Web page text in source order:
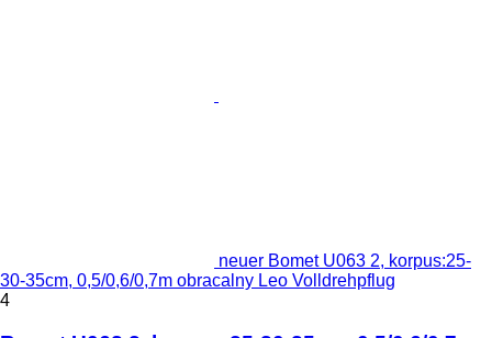
neuer Bomet U063 2, korpus:25-
30-35cm, 0,5/0,6/0,7m obracalny Leo Volldrehpflug
4